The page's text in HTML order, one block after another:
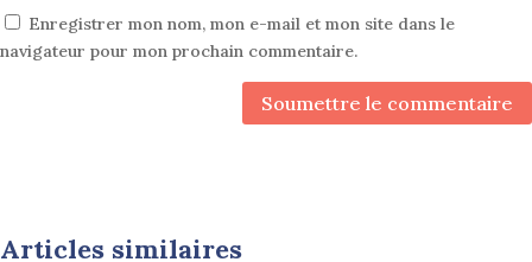
Enregistrer mon nom, mon e-mail et mon site dans le
navigateur pour mon prochain commentaire.
Soumettre le commentaire
Articles similaires